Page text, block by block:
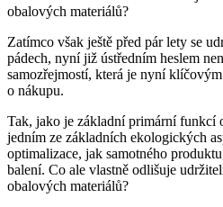
obalových materiálů?
Zatímco však ještě před pár lety se
pádech, nyní již ústředním heslem
samozřejmostí, která je nyní
o nákupu.
Tak, jako je základní primární funkcí
jedním ze základních ekologických
optimalizace, jak samotného
balení. Co ale vlastně odlišuje
obalových materiálů?